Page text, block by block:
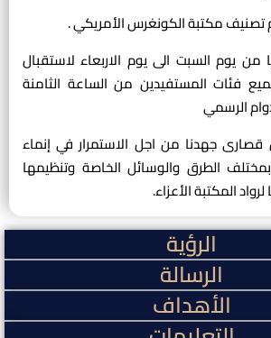
تصنيف مكتبة الكونغرس الأمريكي .
من يوم السبت الى يوم الاربعاء لاستقبال
فئات المستفيدين من الساعة الثامنة
الرسمي
قصارى جهدنا من اجل الاستمرار في إنماء
الطرق والوسائل الخاصة وتنظيمها
المكتبة الأعزاء.
الرؤية
الرسالة
الأهداف